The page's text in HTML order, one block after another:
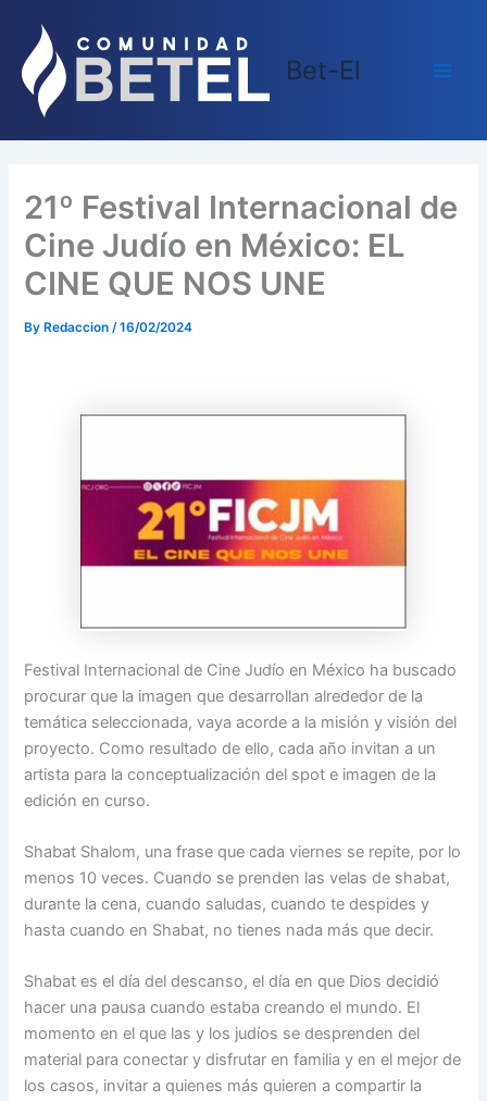
content
Bet-El
21º Festival Internacional de
Cine Judío en México: EL
CINE QUE NOS UNE
ByRedaccion /16/02/2024
Festival Internacional de Cine Judío en México ha buscado
procurar que la imagen que desarrollan alrededor de la
temática seleccionada, vaya acorde a la misión y visión del
proyecto. Como resultado de ello, cada año invitan a un
artista para la conceptualización del spot e imagen de la
edición en curso.
Shabat Shalom, una frase que cada viernes se repite, por lo
menos 10 veces. Cuando se prenden las velas de shabat,
durante la cena, cuando saludas, cuando te despides y
hasta cuando en Shabat, no tienes nada más que decir.
Shabat es el día del descanso, el día en que Dios decidió
hacer una pausa cuando estaba creando el mundo. El
momento en el que las y los judíos se desprenden del
material para conectar y disfrutar en familia y en el mejor de
los casos, invitar a quienes más quieren a compartir la